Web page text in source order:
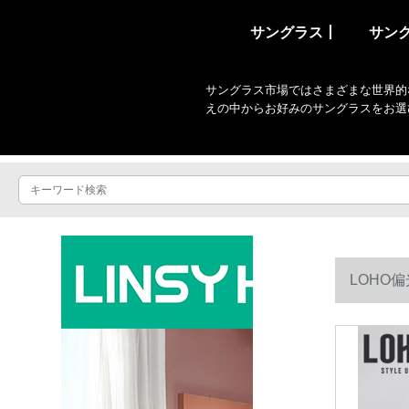
サングラス丨 サン
サングラス市場ではさまざまな世界
えの中からお好みのサングラスをお
LOHO